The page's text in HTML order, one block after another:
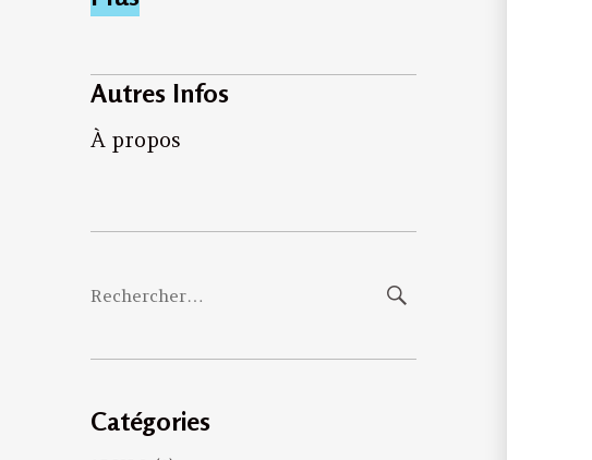
Autres Infos
À propos
Rechercher :
Catégories